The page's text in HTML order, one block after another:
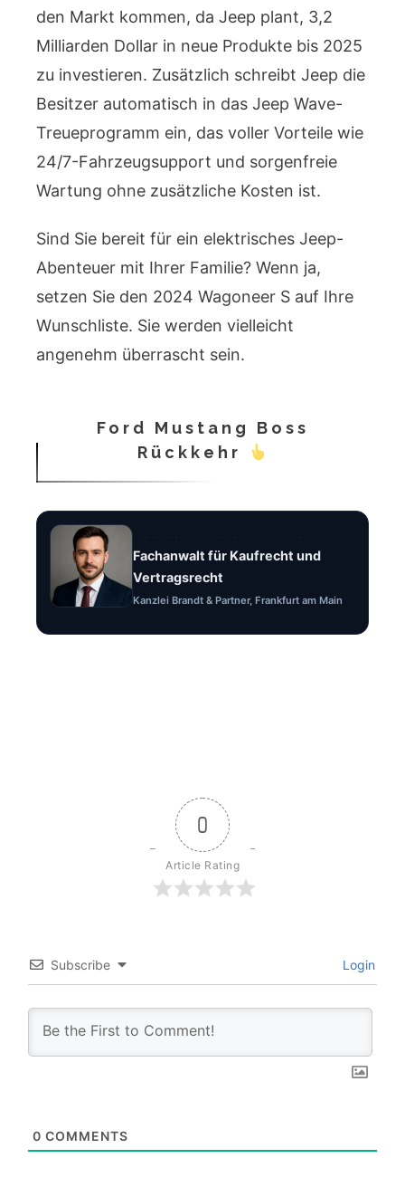
den Markt kommen, da Jeep plant, 3,2
Milliarden Dollar in neue Produkte bis 2025
zu investieren. Zusätzlich schreibt Jeep die
Besitzer automatisch in das Jeep Wave-
Treueprogramm ein, das voller Vorteile wie
24/7-Fahrzeugsupport und sorgenfreie
Wartung ohne zusätzliche Kosten ist.
Sind Sie bereit für ein elektrisches Jeep-
Abenteuer mit Ihrer Familie? Wenn ja,
setzen Sie den 2024 Wagoneer S auf Ihre
Wunschliste. Sie werden vielleicht
angenehm überrascht sein.
Ford Mustang Boss
Rückkehr
Fachanwalt für Kaufrecht und
Vertragsrecht
Kanzlei Brandt & Partner, Frankfurt am Main
0
Article Rating
Subscribe Login
0 COMMENTS